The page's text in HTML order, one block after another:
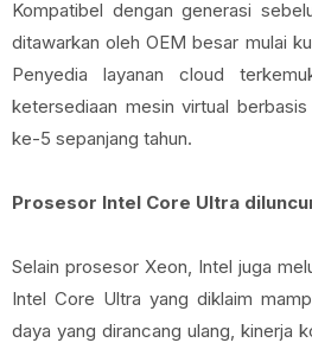
Kompatibel dengan generasi
ditawarkan oleh OEM besar mulai
Penyedia layanan cloud
ketersediaan mesin virtual
ke-5 sepanjang tahun.
Prosesor Intel Core Ultra
Selain prosesor Xeon, Intel juga
Intel Core Ultra yang diklaim
daya yang dirancang ulang, kinerja